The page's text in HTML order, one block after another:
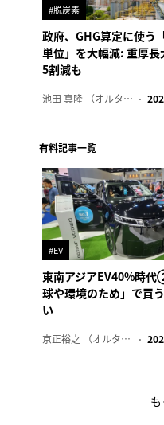
#脱炭素
政府、GHG算定に使う
単位」を大幅減: 重厚長
5割減も
池田 真隆 （オルタナ輪番編集長）
有料記事一覧
#EV
東南アジアEV40%時
球や環境のため」で買
い
京正裕之 （オルタナ副編集長）